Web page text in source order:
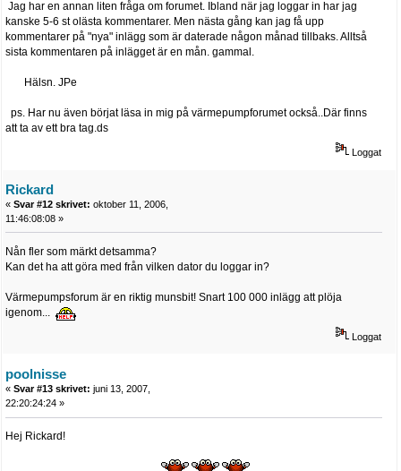
Jag har en annan liten fråga om forumet. Ibland när jag loggar in har jag
kanske 5-6 st olästa kommentarer. Men nästa gång kan jag få upp
kommentarer på "nya" inlägg som är daterade någon månad tillbaks. Alltså
sista kommentaren på inlägget är en mån. gammal.
Hälsn. JPe
ps. Har nu även börjat läsa in mig på värmepumpforumet också..Där finns
att ta av ett bra tag.ds
Loggat
Rickard
« Svar #12 skrivet: oktober 11, 2006,
11:46:08:08 »
Nån fler som märkt detsamma?
Kan det ha att göra med från vilken dator du loggar in?
Värmepumpsforum är en riktig munsbit! Snart 100 000 inlägg att plöja
igenom...
Loggat
poolnisse
« Svar #13 skrivet: juni 13, 2007,
22:20:24:24 »
Hej Rickard!